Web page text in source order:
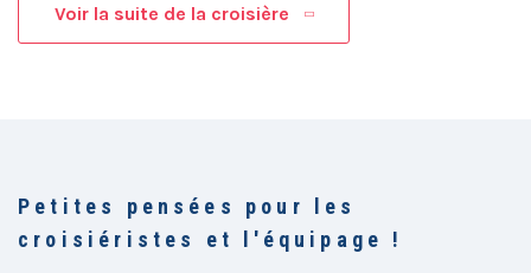
Voir la suite de la croisière
Petites pensées pour les
croisiéristes et l'équipage !